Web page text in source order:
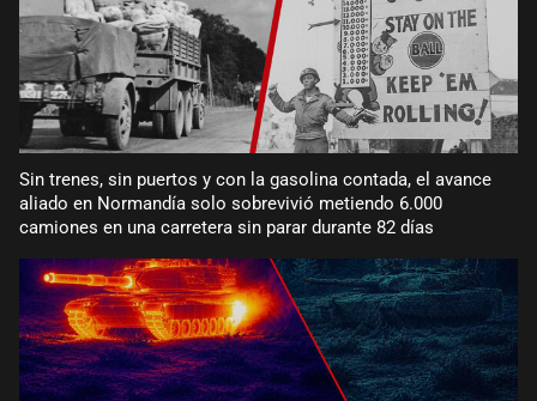
Sin trenes, sin puertos y con la gasolina contada, el avance
aliado en Normandía solo sobrevivió metiendo 6.000
camiones en una carretera sin parar durante 82 días